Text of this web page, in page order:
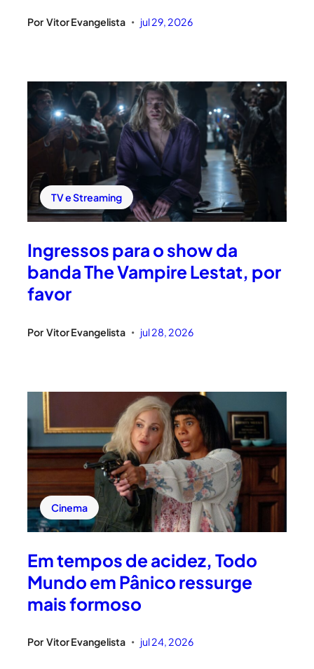
Por Vitor Evangelista • jul 29, 2026
TV e Streaming
Ingressos para o show da
banda The Vampire Lestat, por
favor
Por Vitor Evangelista • jul 28, 2026
Cinema
Em tempos de acidez, Todo
Mundo em Pânico ressurge
mais formoso
Por Vitor Evangelista • jul 24, 2026